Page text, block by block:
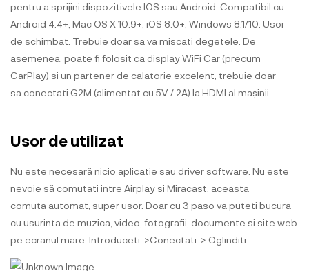
pentru a sprijini dispozitivele IOS sau Android. Compatibil cu
Android 4.4+, Mac OS X 10.9+, iOS 8.0+, Windows 8.1/10. Usor
de schimbat. Trebuie doar sa va miscati degetele. De
asemenea, poate fi folosit ca display WiFi Car (precum
CarPlay) si un partener de calatorie excelent, trebuie doar
sa conectati G2M (alimentat cu 5V / 2A) la HDMI al mașinii.
Usor de utilizat
Nu este necesară nicio aplicatie sau driver software. Nu este
nevoie să comutati intre Airplay si Miracast, aceasta
comuta automat, super usor. Doar cu 3 paso va puteti bucura
cu usurinta de muzica, video, fotografii, documente si site web
pe ecranul mare: Introduceti->Conectati-> Oglinditi